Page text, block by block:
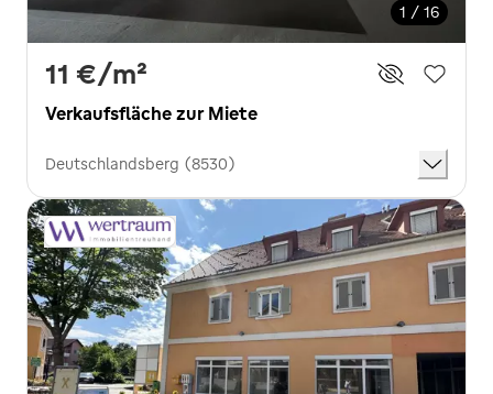
1 / 16
11 €/m²
Verkaufsfläche zur Miete
Deutschlandsberg (8530)